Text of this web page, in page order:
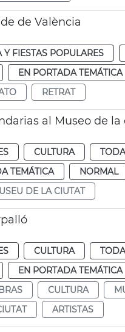
de València
Y FIESTAS POPULARES
EN PORTADA TEMÁTICA
RETRAT
al Museo de
CULTURA
TEMÁTICA NORMAL
DE LA CIUTAT
CULTURA
EN PORTADA TEMÁTICA
CULTURA
ARTISTAS